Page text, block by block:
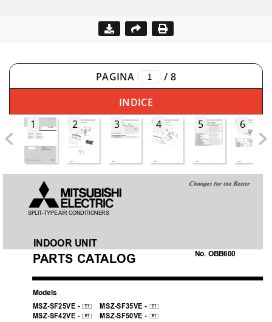
PAGINA / 8
INDICE
1
2 3 4 5 6
SPLIT-TYPE AIR CONDITIONERS
PARTS CATALOG
INDOOR UNIT
No. OBB600
Models
MSZ-SF25VE - E1 MSZ-SF35VE - E1
MSZ-SF42VE - E1 MSZ-SF50VE - E1